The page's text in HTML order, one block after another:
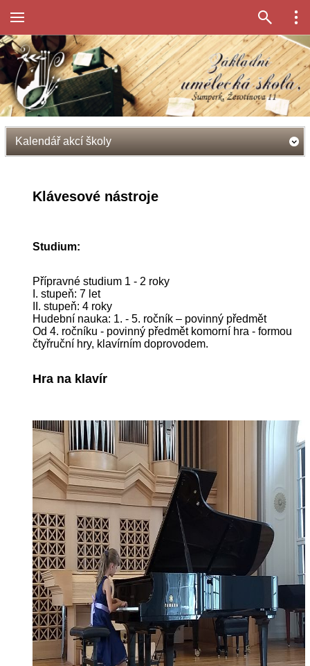
Kalendář akcí školy
Klávesové nástroje
Studium:
Přípravné studium 1 - 2 roky
I. stupeň: 7 let
II. stupeň: 4 roky
Hudební nauka: 1. - 5. ročník – povinný předmět
Od 4. ročníku - povinný předmět komorní hra - formou
čtyřruční hry, klavírním doprovodem.
Hra na klavír